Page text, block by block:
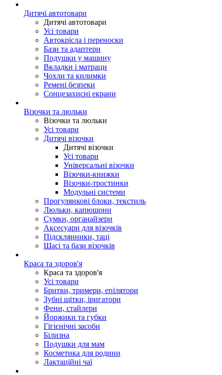
Дитячі автотовари
Дитячі автотовари
Усі товари
Автокрісла і переноски
Бази та адаптери
Подушки у машину
Вкладки і матраци
Чохли та килимки
Ремені безпеки
Сонцезахисні екрани
Візочки та люльки
Візочки та люльки
Усі товари
Дитячі візочки
Дитячі візочки
Усі товари
Універсальні візочки
Візочки-книжки
Візочки-тростинки
Модульні системи
Прогулянкові блоки, текстиль
Люльки, капюшони
Сумки, органайзери
Аксесуари для візочків
Підсклянники, таці
Шасі та бази візочків
Краса та здоров'я
Краса та здоров'я
Усі товари
Бритви, тримери, епілятори
Зубні щітки, іригатори
Фени, стайлери
Йоржики та губки
Гігієнічні засоби
Білизна
Подушки для мам
Косметика для родини
Лактаційні чаї